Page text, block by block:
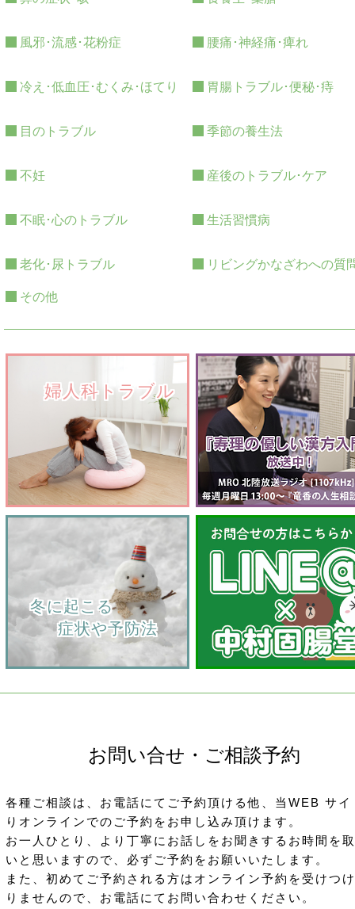
風邪･流感･花粉症 腰痛･神経痛･痺れ
冷え･低血圧･むくみ･ほてり 胃腸トラブル･便秘･痔
目のトラブル 季節の養生法
不妊 産後のトラブル･ケア
不眠･心のトラブル 生活習慣病
老化･尿トラブル リビングかなざわへの質
その他
婦人科トラブル
    冬に起こる
         症状や予防法
お問い合せ・ご相談予約
各種ご相談は、お電話にてご予約頂ける他、当WEB サイ
りオンラインでのご予約をお申し込み頂けます。
お一人ひとり、より丁寧にお話しをお聞きするお時間を
いと思いますので、必ずご予約をお願いいたします。
また、初めてご予約される方はオンライン予約を受けつ
りませんので、お電話にてお問い合わせください。